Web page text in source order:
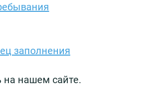
заполнения
на нашем сайте.